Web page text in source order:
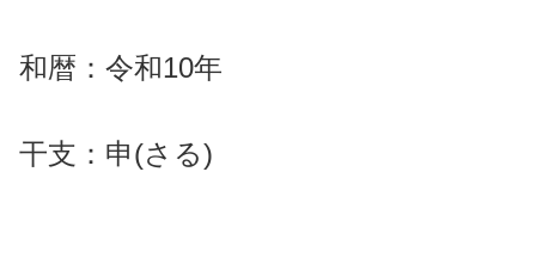
和暦：令和10年
干支：申(さる)